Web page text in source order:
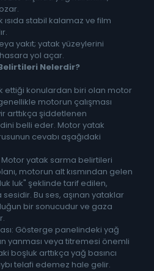
stabil kalamaz ve film
yakıt; yatak yüzeylerini
yol açar.
Nelerdir?
ettiği konulardan biri olan motor
motorun çalışması
arttıkça şiddetlenen
belli eder. Motor yatak
cevabı aşağıdaki
yatak sarma belirtileri
motorun alt kısmından gelen
luk" şeklinde tarif edilen,
Bu ses, aşınan yataklar
bir sonucudur ve gaza
Gösterge panelindeki yağ
yanması veya titremesi önemli
boşluk arttıkça yağ basıncı
telafi edemez hale gelir.